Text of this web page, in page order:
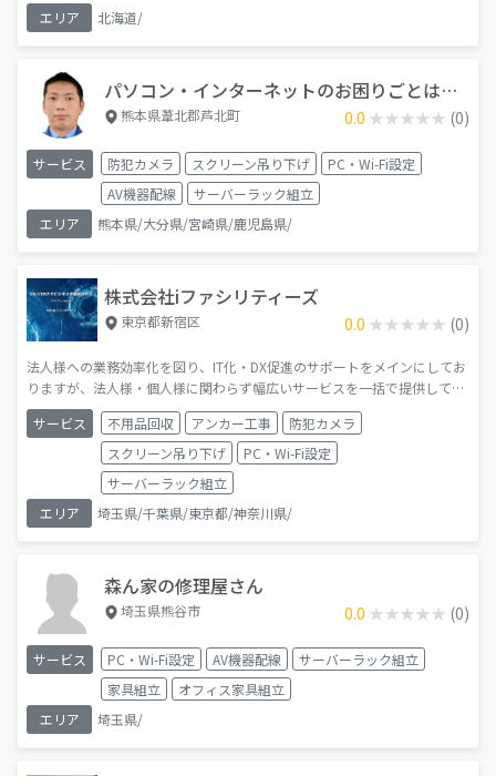
エリア
北海道/
パソコン・インターネットのお困りごとは何でも相談！ＩＴサポート九州です。
熊本県葦北郡芦北町 0.0 ★★★★★
★★★★★ (0)
サービス 防犯カメラ スクリーン吊り下げ
PC・Wi-Fi設定
AV機器配線
サーバーラック組立
エリア
熊本県/大分県/宮崎県/鹿児島県/
株式会社iファシリティーズ
東京都新宿区 0.0 ★★★★★
★★★★★ (0)
法人様への業務効率化を図り、IT化・DX促進のサポートをメインにしてお
りますが、法人様・個人様に関わらず幅広いサービスを一括で提供してお
ります。Wi-Fi環境のご提案から配線、不用品の回収まで必要なサポートを
一括して弊社でご案内できますので、価格を抑えてお手間がかからない、
手厚いサポートをご提供しております。
サービス 不用品回収 アンカー工事
防犯カメラ
スクリーン吊り下げ
PC・Wi-Fi設定
サーバーラック組立
エリア
埼玉県/千葉県/東京都/神奈川県/
森ん家の修理屋さん
埼玉県熊谷市 0.0 ★★★★★
★★★★★ (0)
サービス PC・Wi-Fi設定 AV機器配線
サーバーラック組立
家具組立
オフィス家具組立
エリア
埼玉県/